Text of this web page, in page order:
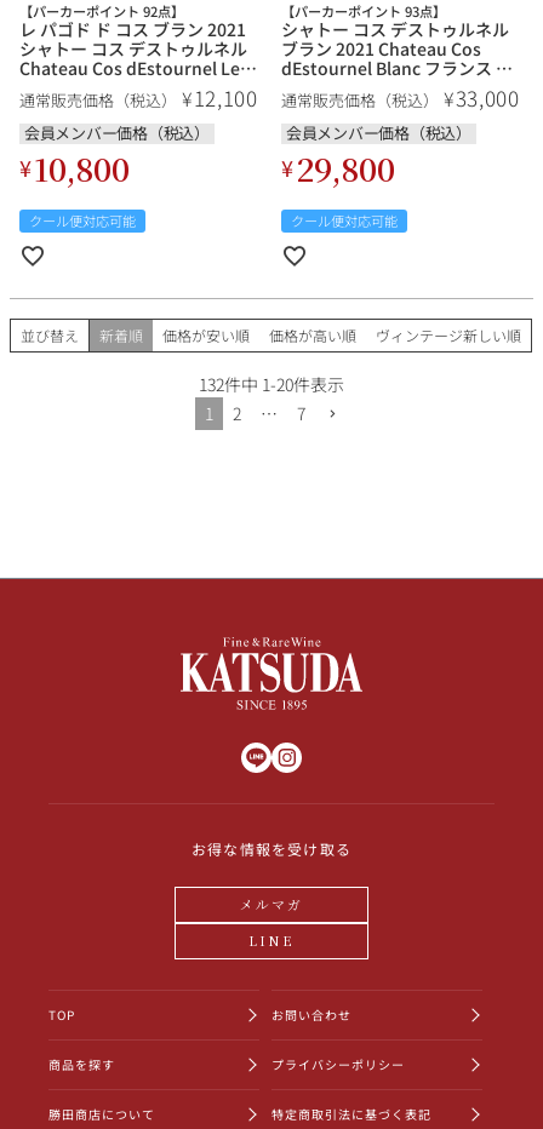
【パーカーポイント 92点】
レ パゴド ド コス ブラン 2021
シャトー コス デストゥルネル
Chateau Cos dEstournel Les
Pagodes de Cos Blanc フラン
ス ボルドー 白ワイン
通常販売価格（税込） ¥12,100
会員メンバー価格（税込）
¥10,800
クール便対応可能
【パーカーポイント 93点】
シャトー コス デストゥルネル
ブラン 2021 Chateau Cos
dEstournel Blanc フランス ボ
ルドー 白ワイン
通常販売価格（税込） ¥33,000
会員メンバー価格（税込）
¥29,800
クール便対応可能
並び替え 新着順 価格が安い順 価格が高い順 ヴィンテージ新しい順
132件中 1-20件表示
1
2 … 7
お得な情報を受け取る
メルマガ
LINE
TOP
商品を探す
勝田商店について
お問い合わせ
プライバシーポリシー
特定商取引法に基づく表記